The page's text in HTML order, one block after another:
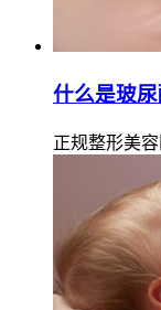
什么是玻尿
正规整形美